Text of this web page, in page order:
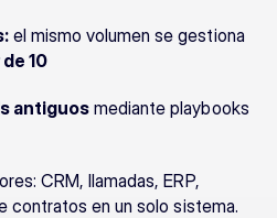
el mismo volumen se gestiona
10
antiguos mediante playbooks
CRM, llamadas, ERP,
contratos en un solo sistema.